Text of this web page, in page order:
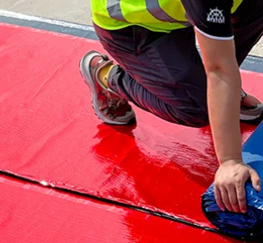
thấm nước vật liệu
vá mái mái nhà vật
liệu cuộn tự dính
butyl mái nhà mái
nhà rò rỉ mạnh mẽ
miếng dán phích
cắm vua Trong tài
khoản
342,000
Phòng Băng rò rỉ
không thấm nước
Nhà phẳng Top Chất
liệu chống rò rỉ Màu
thép Gạch Paste
Giấy Butyl Cuộn
mạnh Tự dính keo
chống thấm x2000